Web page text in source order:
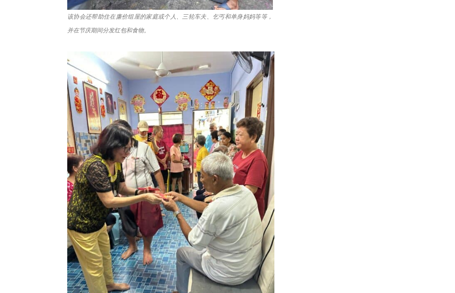
该协会还帮助住在廉价组屋的家庭或个人、三轮车夫、乞丐和单身妈妈等等，
并在节庆期间分发红包和食物。